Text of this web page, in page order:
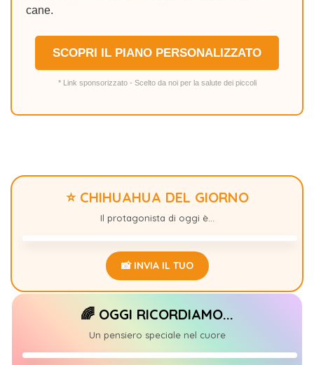
cane.
SCOPRI IL PIANO PERSONALIZZATO
* Link sponsorizzato - Scelto da noi per la salute dei piccoli
⭐ CHIHUAHUA DEL GIORNO
Il protagonista di oggi è...
📸 INVIA IL TUO
🌈 OGGI RICORDIAMO...
Un pensiero speciale nel cuore